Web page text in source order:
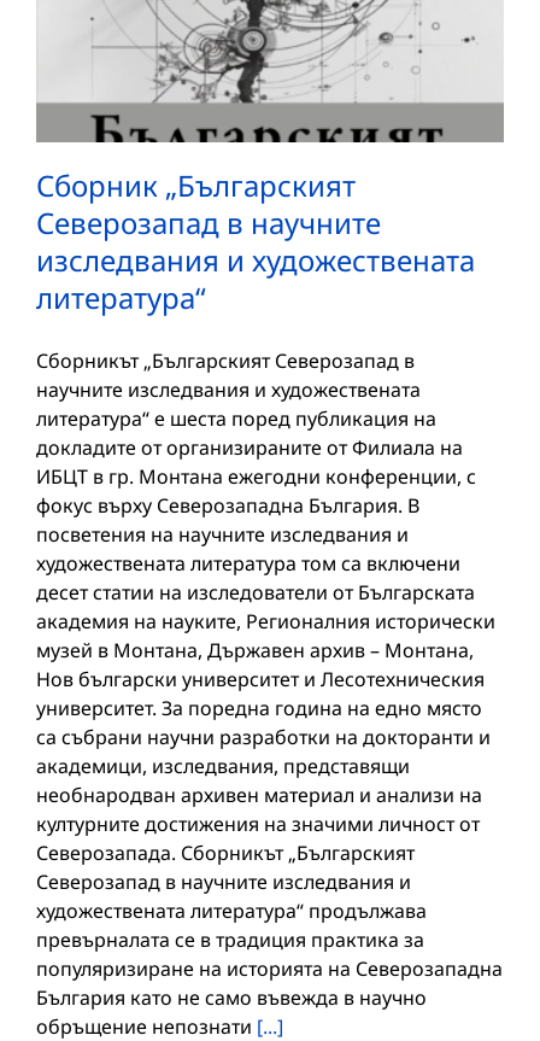
Сборник „Българският
Северозапад в научните
изследвания и художествената
литература“
Сборникът „Българският Северозапад в
научните изследвания и художествената
литература“ е шеста поред публикация на
докладите от организираните от Филиала на
ИБЦТ в гр. Монтана ежегодни конференции, с
фокус върху Северозападна България. В
посветения на научните изследвания и
художествената литература том са включени
десет статии на изследователи от Българската
академия на науките, Регионалния исторически
музей в Монтана, Държавен архив – Монтана,
Нов български университет и Лесотехническия
университет. За поредна година на едно място
са събрани научни разработки на докторанти и
академици, изследвания, представящи
необнародван архивен материал и анализи на
културните достижения на значими личност от
Северозапада. Сборникът „Българският
Северозапад в научните изследвания и
художествената литература“ продължава
превърналата се в традиция практика за
популяризиране на историята на Северозападна
България като не само въвежда в научно
обръщение непознати [...]